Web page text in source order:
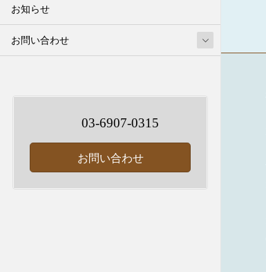
お知らせ
お問い合わせ
03-6907-0315
お問い合わせ